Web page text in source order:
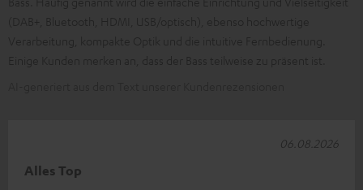
Alles Top
06.08.2026